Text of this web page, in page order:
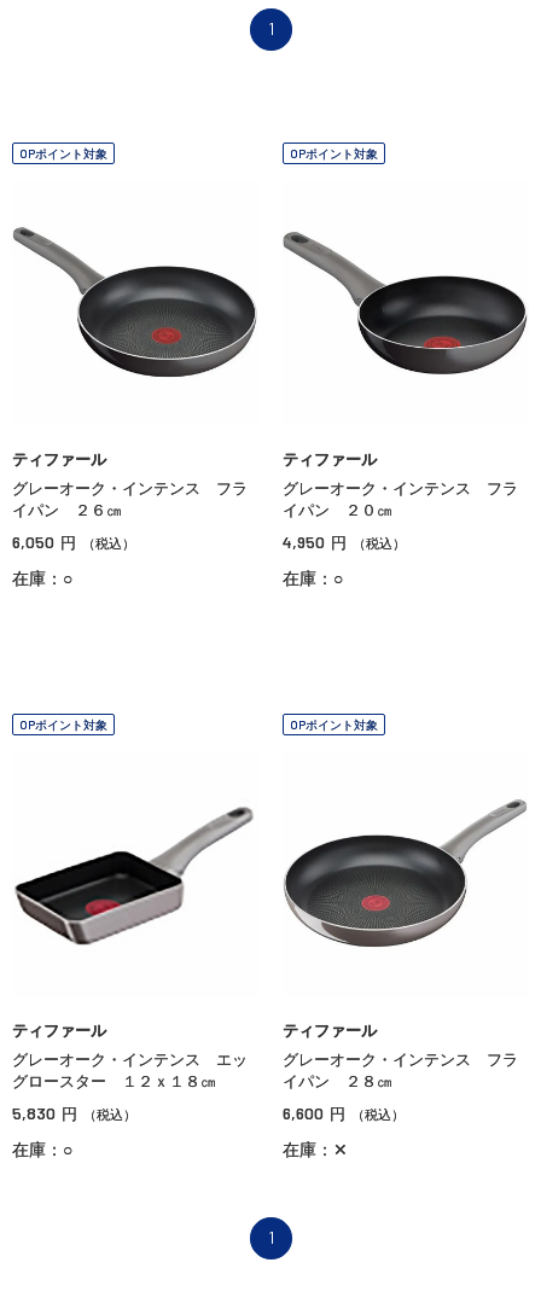
1
OPポイント対象
ティファール
グレーオーク・インテンス フラ
イパン ２６㎝
6,050 円 （税込）
在庫：○
OPポイント対象
ティファール
グレーオーク・インテンス フラ
イパン ２０㎝
4,950 円 （税込）
在庫：○
OPポイント対象
ティファール
グレーオーク・インテンス エッ
グロースター １２ｘ１８㎝
5,830 円 （税込）
在庫：○
OPポイント対象
ティファール
グレーオーク・インテンス フラ
イパン ２８㎝
6,600 円 （税込）
在庫：✕
1